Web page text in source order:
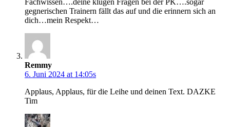
gegnerischen Trainern fällt das auf und die erinnern sich an
dich…mein Respekt…
Remmy
6. Juni 2024 at 14:05s
Applaus, Applaus, für die Leihe und deinen Text. DAZKE
Tim